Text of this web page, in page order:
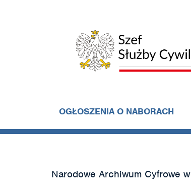
OGŁOSZENIA O NABORACH
Narodowe Archiwum Cyfrowe